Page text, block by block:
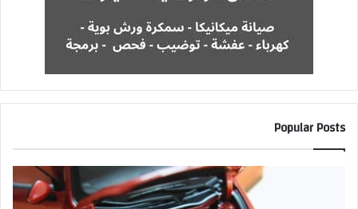
Popular Posts